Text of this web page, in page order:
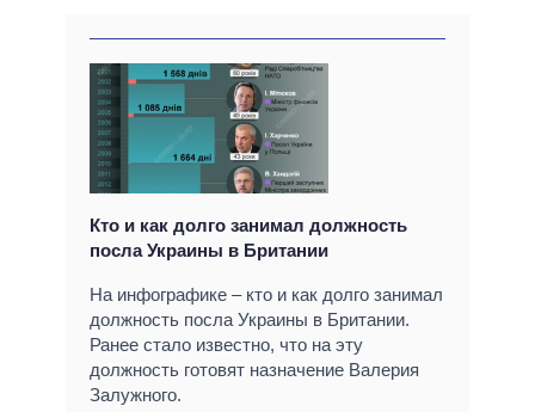
Кто и как долго занимал должность
посла Украины в Британии
На инфографике – кто и как долго занимал
должность посла Украины в Британии.
Ранее стало известно, что на эту
должность готовят назначение Валерия
Залужного.